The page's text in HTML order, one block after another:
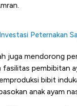
Peternakan
juga mendorong
pembibitan
bibit
anak ayam